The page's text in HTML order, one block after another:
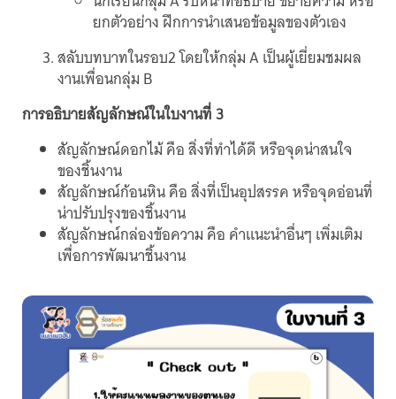
ยกตัวอย่าง ฝึกการนำเสนอข้อมูลของตัวเอง
สลับบทบาทในรอบ2 โดยให้กลุ่ม A เป็นผู้เยี่ยมชมผล
งานเพื่อนกลุ่ม B
การอธิบายสัญลักษณ์ในใบงานที่ 3
สัญลักษณ์ดอกไม้ คือ สิ่งที่ทำได้ดี หรือจุดน่าสนใจ
ของชิ้นงาน
สัญลักษณ์ก้อนหิน คือ สิ่งที่เป็นอุปสรรค หรือจุดอ่อนที่
น่าปรับปรุงของชิ้นงาน
สัญลักษณ์กล่องข้อความ คือ คำแนะนำอื่นๆ เพิ่มเติม
เพื่อการพัฒนาชิ้นงาน